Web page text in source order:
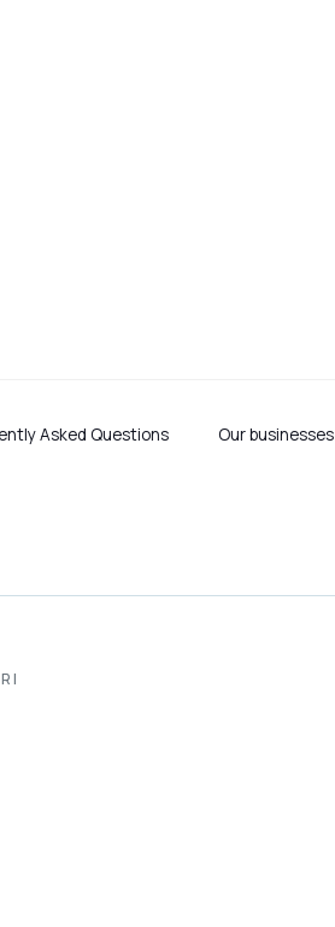
Asked Questions Our businesses